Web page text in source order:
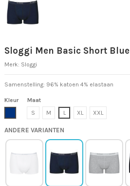
Sloggi Men Basic Short Blue
Merk: Sloggi
Samenstelling: 96% katoen 4% elastaan
Kleur
Maat
S
M L XL XXL
ANDERE VARIANTEN